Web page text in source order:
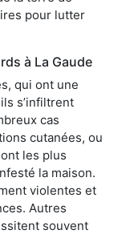
pour lutter
à La Gaude
qui ont une
s’infiltrent
cas
cutanées, ou
les plus
la maison.
violentes et
Autres
souvent